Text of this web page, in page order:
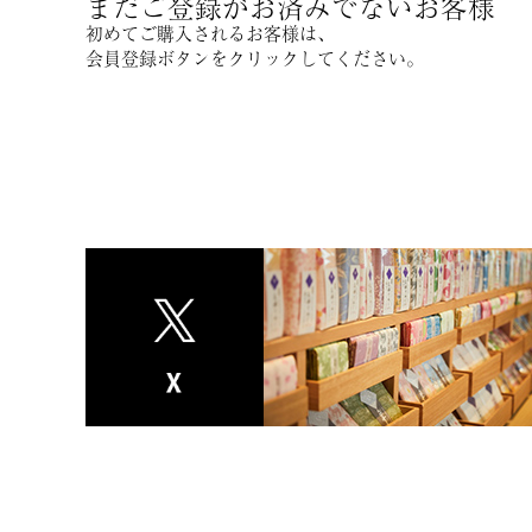
初めてご購入されるお客様は、
会員登録ボタンをクリックしてください。